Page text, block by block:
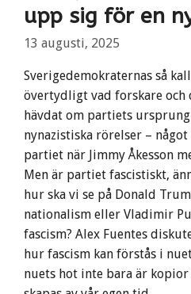
upp sig för en
13 augusti, 2025
Sverigedemokraternas så
övertydligt vad forskare och
hävdat om partiets
nynazistiska rörelser –
partiet när Jimmy Åkesson
Men är partiet fascistiskt,
hur ska vi se på Donald
nationalism eller Vladimir
fascism? Alex Fuentes
hur fascism kan förstås i
nuets hot inte bara är